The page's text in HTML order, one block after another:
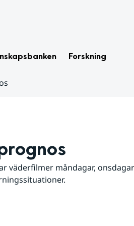
Forskning
väderfilmer måndagar,